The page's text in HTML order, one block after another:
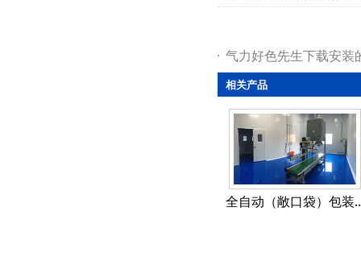
气力好色先生下载安装
相关产品
全自动（敞口袋）包装